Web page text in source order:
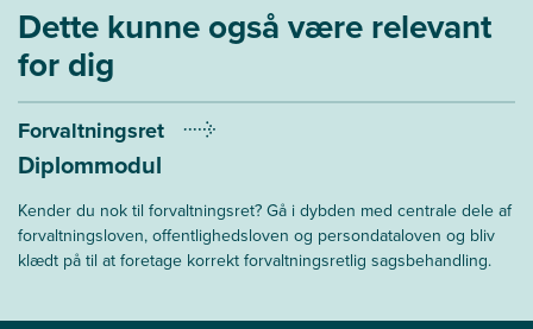
Dette kunne også være relevant
for dig
Forvaltningsret
Diplommodul
Kender du nok til forvaltningsret? Gå i dybden med centrale dele af
forvaltningsloven, offentlighedsloven og persondataloven og bliv
klædt på til at foretage korrekt forvaltningsretlig sagsbehandling.